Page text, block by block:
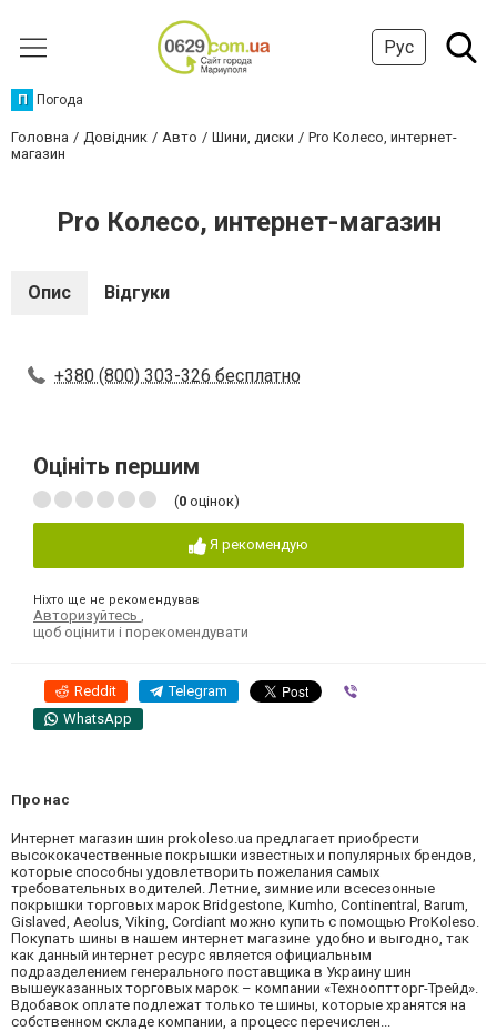
Рус
П Погода
Головна Довідник Авто Шини, диски
Pro Колесо, интернет-
магазин
Pro Колесо, интернет-магазин
Опис Відгуки
+380 (800) 303-326 бесплатно
Оцініть першим
(0 оцінок)
Я рекомендую
Ніхто ще не рекомендував
Авторизуйтесь
щоб оцінити і порекомендувати
Reddit Telegram
WhatsApp
Про нас
Интернет магазин шин prokoleso.ua предлагает приобрести
высококачественные покрышки известных и популярных брендов,
которые способны удовлетворить пожелания самых
требовательных водителей. Летние, зимние или всесезонные
покрышки торговых марок Bridgestone, Kumho, Continentral, Barum,
Gislaved, Aeolus, Viking, Cordiant можно купить с помощью ProKoleso.
Покупать шины в нашем интернет магазине удобно и выгодно, так
как данный интернет ресурс является официальным
подразделением генерального поставщика в Украину шин
вышеуказанных торговых марок – компании «Технооптторг-Трейд».
Вдобавок оплате подлежат только те шины, которые хранятся на
собственном складе компании, а процесс перечислен...